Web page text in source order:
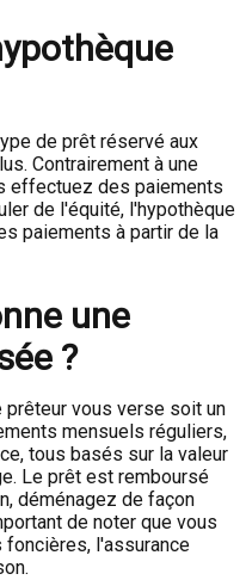
de prêt réservé aux
Contrairement à une
effectuez des paiements
de l'équité, l'hypothèque
paiements à partir de la
une
?
prêteur vous verse soit un
mensuels réguliers,
tous basés sur la valeur
Le prêt est remboursé
déménagez de façon
de noter que vous
l'assurance